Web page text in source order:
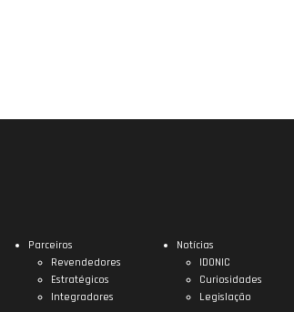
Parceiros
Revendedores
Estratégicos
Integradores
Notícias
IDONIC
Curiosidades
Legislação